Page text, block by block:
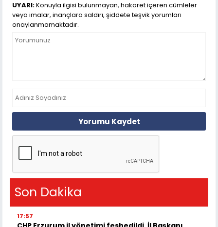
UYARI:Konuyla ilgisi bulunmayan, hakaret içeren cümleler
veya imalar, inançlara saldırı, şiddete teşvik yorumları
onaylanmamaktadır.
Yorumu Kaydet
Son Dakika
17:57